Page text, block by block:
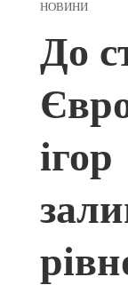
НОВИНИ
До
ігор